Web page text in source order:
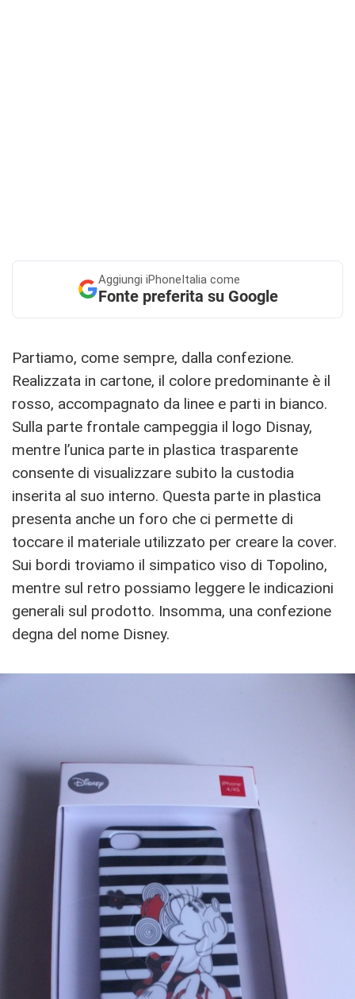
Aggiungi iPhoneItalia come
Fonte preferita su Google
Partiamo, come sempre, dalla confezione.
Realizzata in cartone, il colore predominante è il
rosso, accompagnato da linee e parti in bianco.
Sulla parte frontale campeggia il logo Disnay,
mentre l’unica parte in plastica trasparente
consente di visualizzare subito la custodia
inserita al suo interno. Questa parte in plastica
presenta anche un foro che ci permette di
toccare il materiale utilizzato per creare la cover.
Sui bordi troviamo il simpatico viso di Topolino,
mentre sul retro possiamo leggere le indicazioni
generali sul prodotto. Insomma, una confezione
degna del nome Disney.